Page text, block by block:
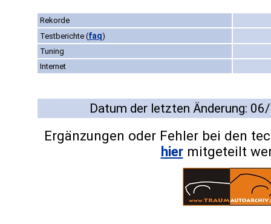
Rekorde
Testberichte (faq)
Tuning
Internet
Datum der letzten Änderung:
Ergänzungen oder Fehler bei den
hiermitgeteilt